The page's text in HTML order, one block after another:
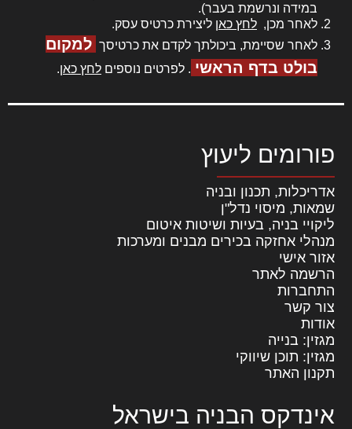
במידה ונרשמת בעבר).
לאחר מכן, לחץ כאן ליצירת כרטיס עסק.
לאחר שסיימת, ביכולתך לקדם את כרטיסך למקום
בולט בדף הראשי . לפרטים נוספים לחץ כאן.
פורומים ליעוץ
אדריכלות, תכנון ובניה
שמאות, מיסוי נדל"ן
ליקויי בניה, בעיות ושיטות איטום
מנהלי אחזקה בכירים מבנים ומערכות
אזור אישי
הרשמה לאתר
התחברות
צור קשר
אודות
מגזין: בנייה
מגזין: תוכן שיווקי
תקנון האתר
אינדקס הבניה בישראל